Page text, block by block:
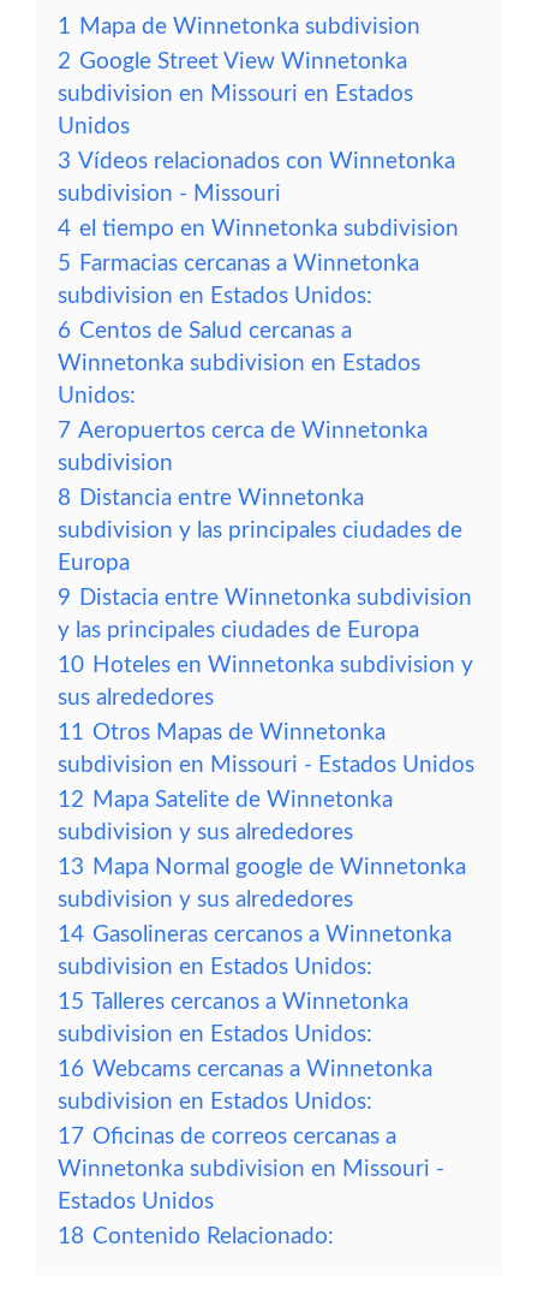
1 Mapa de Winnetonka subdivision
2 Google Street View Winnetonka
subdivision en Missouri en Estados
Unidos
3 Vídeos relacionados con Winnetonka
subdivision - Missouri
4 el tiempo en Winnetonka subdivision
5 Farmacias cercanas a Winnetonka
subdivision en Estados Unidos:
6 Centos de Salud cercanas a
Winnetonka subdivision en Estados
Unidos:
7 Aeropuertos cerca de Winnetonka
subdivision
8 Distancia entre Winnetonka
subdivision y las principales ciudades de
Europa
9 Distacia entre Winnetonka subdivision
y las principales ciudades de Europa
10 Hoteles en Winnetonka subdivision y
sus alrededores
11 Otros Mapas de Winnetonka
subdivision en Missouri - Estados Unidos
12 Mapa Satelite de Winnetonka
subdivision y sus alrededores
13 Mapa Normal google de Winnetonka
subdivision y sus alrededores
14 Gasolineras cercanos a Winnetonka
subdivision en Estados Unidos:
15 Talleres cercanos a Winnetonka
subdivision en Estados Unidos:
16 Webcams cercanas a Winnetonka
subdivision en Estados Unidos:
17 Oficinas de correos cercanas a
Winnetonka subdivision en Missouri -
Estados Unidos
18 Contenido Relacionado: